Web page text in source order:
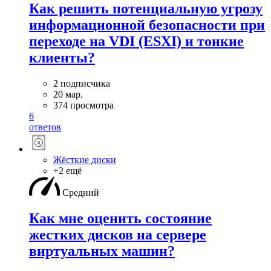
Как решить потенциальную угрозу
информационной безопасности при
переходе на VDI (ESXI) и тонкие
клиенты?
2 подписчика
20 мар.
374 просмотра
6
ответов
Жёсткие диски
+2 ещё
Средний
Как мне оценить состояние
жестких дисков на сервере
виртуальных машин?